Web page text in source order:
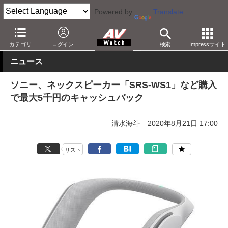
Powered by Translate
カテゴリ ログイン 検索 Impressサイト
AV Watch 製品 Bluetoothスピーカー
ニュース
ソニー、ネックスピーカー「SRS-WS1」など購入
で最大5千円のキャッシュバック
清水海斗 2020年8月21日 17:00
リスト